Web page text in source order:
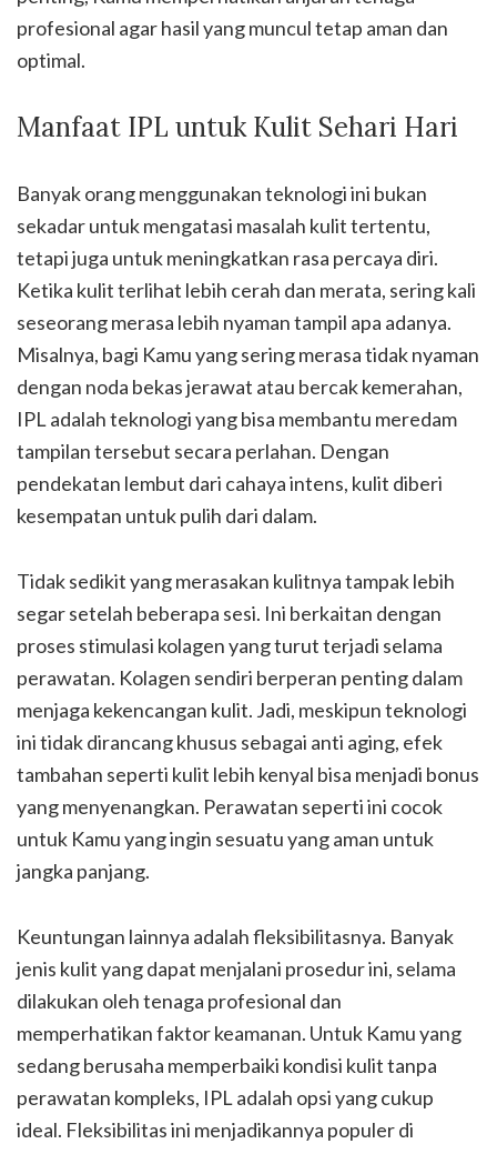
profesional agar hasil yang muncul tetap aman dan
optimal.
Manfaat IPL untuk Kulit Sehari Hari
Banyak orang menggunakan teknologi ini bukan
sekadar untuk mengatasi masalah kulit tertentu,
tetapi juga untuk meningkatkan rasa percaya diri.
Ketika kulit terlihat lebih cerah dan merata, sering kali
seseorang merasa lebih nyaman tampil apa adanya.
Misalnya, bagi Kamu yang sering merasa tidak nyaman
dengan noda bekas jerawat atau bercak kemerahan,
IPL adalah teknologi yang bisa membantu meredam
tampilan tersebut secara perlahan. Dengan
pendekatan lembut dari cahaya intens, kulit diberi
kesempatan untuk pulih dari dalam.
Tidak sedikit yang merasakan kulitnya tampak lebih
segar setelah beberapa sesi. Ini berkaitan dengan
proses stimulasi kolagen yang turut terjadi selama
perawatan. Kolagen sendiri berperan penting dalam
menjaga kekencangan kulit. Jadi, meskipun teknologi
ini tidak dirancang khusus sebagai anti aging, efek
tambahan seperti kulit lebih kenyal bisa menjadi bonus
yang menyenangkan. Perawatan seperti ini cocok
untuk Kamu yang ingin sesuatu yang aman untuk
jangka panjang.
Keuntungan lainnya adalah fleksibilitasnya. Banyak
jenis kulit yang dapat menjalani prosedur ini, selama
dilakukan oleh tenaga profesional dan
memperhatikan faktor keamanan. Untuk Kamu yang
sedang berusaha memperbaiki kondisi kulit tanpa
perawatan kompleks, IPL adalah opsi yang cukup
ideal. Fleksibilitas ini menjadikannya populer di